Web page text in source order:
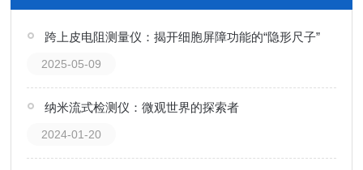
跨上皮电阻测量仪：揭开细胞屏障功能的“隐形尺子”
2025-05-09
纳米流式检测仪：微观世界的探索者
2024-01-20